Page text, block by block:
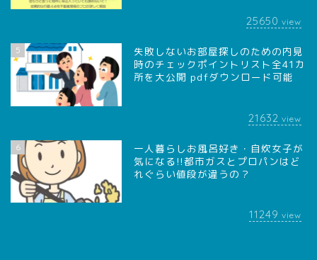
25650 view
5
失敗しないお部屋探しのための内見
時のチェックポイントリスト全41カ
所を大公開 pdfダウンロード可能
21632 view
6
一人暮らしお風呂好き・自炊女子が
気になる!!都市ガスとプロパンはど
れぐらい値段が違うの？
11249 view